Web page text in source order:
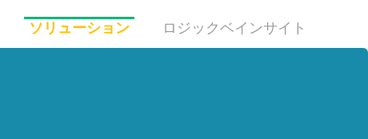
ソリューション ロジックベインサイト